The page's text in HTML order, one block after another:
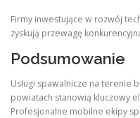
Firmy inwestujące w rozwój
zyskują przewagę
Podsumowanie
Usługi spawalnicze na terenie
powiatach stanowią kluczowy
Profesjonalne mobilne ekipy